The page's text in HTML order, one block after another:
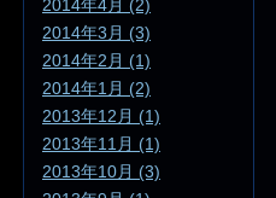
2014年4月 (2)
2014年3月 (3)
2014年2月 (1)
2014年1月 (2)
2013年12月 (1)
2013年11月 (1)
2013年10月 (3)